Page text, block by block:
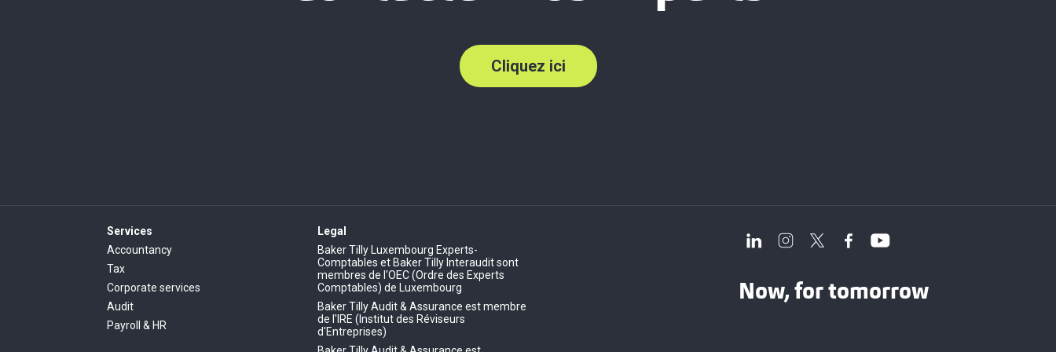
Cliquez ici
Services
Accountancy
Tax
Corporate services
Audit
Payroll & HR
Legal
Baker Tilly Luxembourg Experts-
Comptables et Baker Tilly Interaudit sont
membres de l'OEC (Ordre des Experts
Comptables) de Luxembourg
Baker Tilly Audit & Assurance est membre
de l'IRE (Institut des Réviseurs
d'Entreprises)
Now, for tomorrow